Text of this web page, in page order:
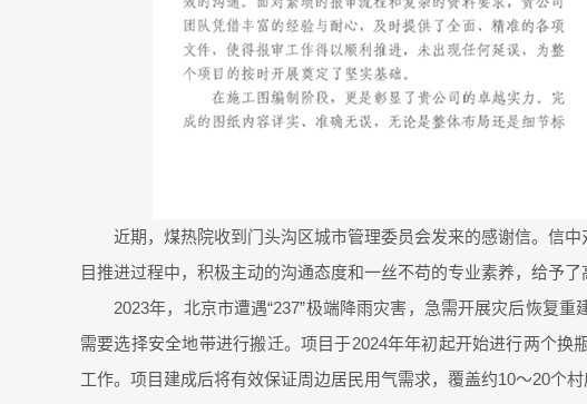
近期，煤热院收到门头沟区城市管理委员会发来的感谢信。信
目推进过程中，积极主动的沟通态度和一丝不苟的专业素养，给予了
2023年，北京市遭遇“237”极端降雨灾害，急需开展灾后恢复
需要选择安全地带进行搬迁。项目于2024年年初起开始进行两个
工作。项目建成后将有效保证周边居民用气需求，覆盖约10～20个村